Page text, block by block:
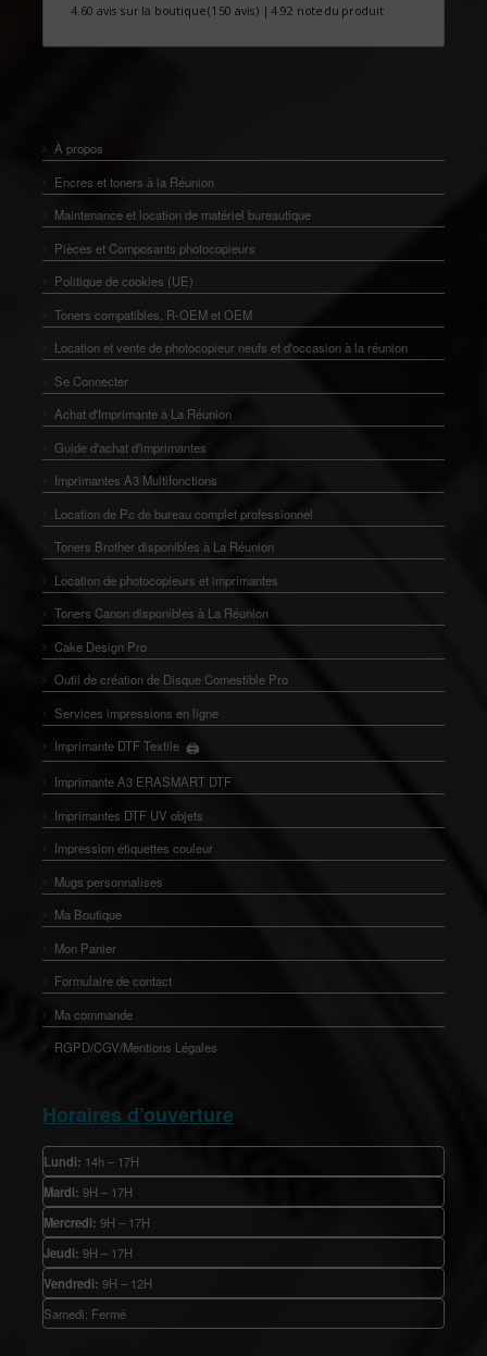
4.60 avis sur la boutique(150 avis) |4.92 note du produit
À propos
Encres et toners à la Réunion
Maintenance et location de matériel bureautique
Pièces et Composants photocopieurs
Politique de cookies (UE)
Toners compatibles, R-OEM et OEM
Location et vente de photocopieur neufs et d'occasion à la réunion
Se Connecter
Achat d'Imprimante à La Réunion
Guide d'achat d'imprimantes
Imprimantes A3 Multifonctions
Location de Pc de bureau complet professionnel
Toners Brother disponibles à La Réunion
Location de photocopieurs et imprimantes
Toners Canon disponibles à La Réunion
Cake Design Pro
Outil de création de Disque Comestible Pro
Services impressions en ligne
Imprimante DTF Textile 🖨️
👕
Imprimante A3 ERASMART DTF
Imprimantes DTF UV objets
Impression étiquettes couleur
Mugs personnalises
Ma Boutique
Mon Panier
Formulaire de contact
Ma commande
RGPD/CGV/Mentions Légales
Horaires d’ouverture
Lundi: 14h – 17H
Mardi: 9H – 17H
Mercredi: 9H – 17H
Jeudi: 9H – 17H
Vendredi: 9H – 12H
Samedi: Fermé